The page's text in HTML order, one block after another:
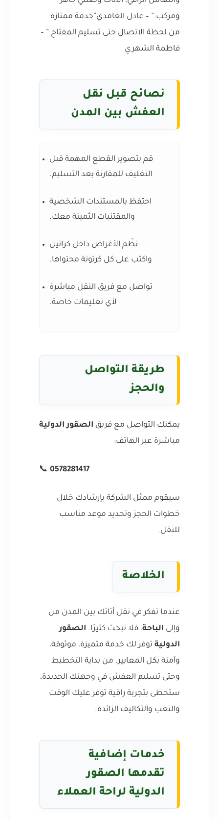
ومركب.” – عادل الغامدي”خدمة ممتازة
من لحظة الاتصال حتى تسليم المفتاح.” –
فاطمة الشهري
نصائح قبل نقل
العفش بين المدن
قم بتصوير القطع المهمة قبل
التغليف للمقارنة بعد التسليم.
احتفظ بالمستندات الشخصية
والمقتنيات الثمينة معك.
نظّم الأغراض داخل كراتين
واكتب على كل كرتونة محتواها.
تواصل مع فريق النقل مباشرة
لأي تعليمات خاصة.
طريقة التواصل
والحجز
يمكنك التواصل مع فريق الصقور الدولية
مباشرة عبر الهاتف:
📞 0578281417
سيقوم ممثل الشركة بإرشادك خلال
خطوات الحجز وتحديد موعد مناسب
للنقل.
الخلاصة
عندما تفكر في نقل أثاثك بين المدن من
وإلى الباحة، فلا تبحث كثيرًا. الصقور
الدولية توفر لك خدمة متميزة، موثوقة،
وآمنة بكل المعايير. من بداية التخطيط
وحتى تسليم العفش في وجهتك الجديدة،
ستحظى بتجربة راقية توفر عليك الوقت
والتعب والتكاليف الزائدة.
خدمات إضافية
تقدمها الصقور
الدولية لراحة العملاء